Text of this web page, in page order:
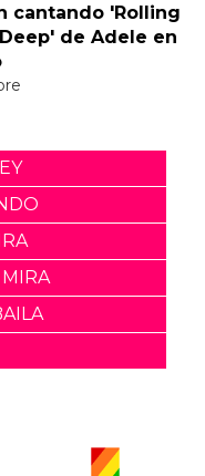
cantando 'Rolling
de Adele en